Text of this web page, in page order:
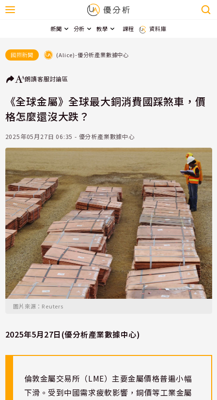
新聞 分析 教學 課程 資料庫
國際新聞 (Alice)-優分析產業數據中心
朗讀客服討論區
《全球金屬》全球最大銅消費國踩煞車，價
格怎麼還沒大跌？
2025年05月27日 06:35 - 優分析產業數據中心
圖片來源：Reuters
2025年5月27日(優分析產業數據中心)
倫敦金屬交易所（LME）主要金屬價格普遍小幅
下滑。受到中國需求疲軟影響，銅價等工業金屬